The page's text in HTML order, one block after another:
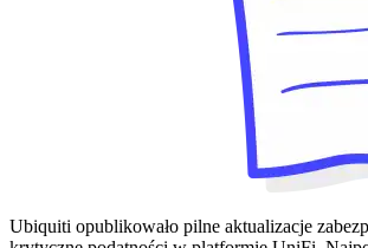
Ubiquiti opublikowało pilne aktualizacje